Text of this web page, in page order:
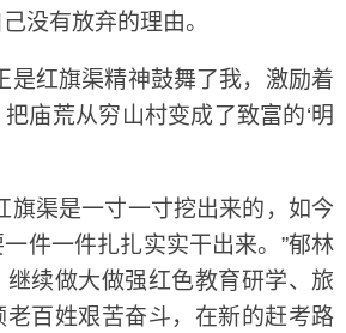
没有放弃的理由。
红旗渠精神鼓舞了我，激励着
庙荒从穷山村变成了致富的‘明
渠是一寸一寸挖出来的，如今
件一件扎扎实实干出来。”郁林
续做大做强红色教育研学、旅
老百姓艰苦奋斗，在新的赶考路